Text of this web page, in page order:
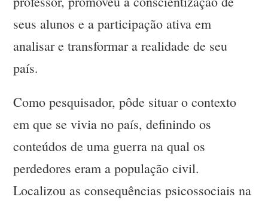
seus alunos e a participação ativa em
analisar e transformar a realidade de seu
país.
Como pesquisador, pôde situar o contexto
em que se vivia no país, definindo os
conteúdos de uma guerra na qual os
perdedores eram a população civil.
Localizou as consequências psicossociais na